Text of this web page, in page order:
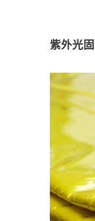
紫外光固